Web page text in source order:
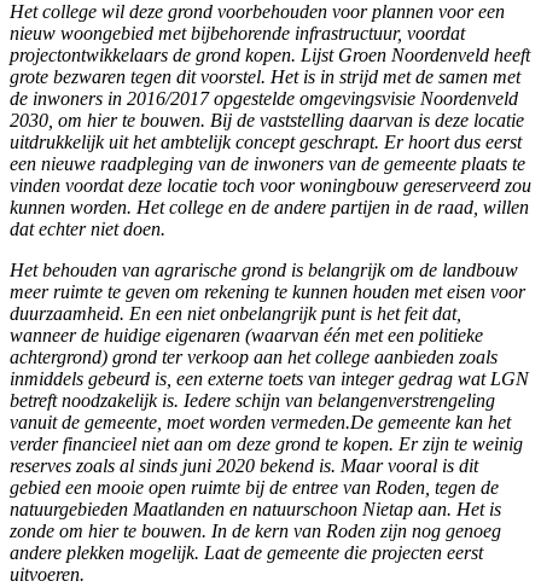
Het college wil deze grond voorbehouden voor plannen voor een
nieuw woongebied met bijbehorende infrastructuur, voordat
projectontwikkelaars de grond kopen. Lijst Groen Noordenveld heeft
grote bezwaren tegen dit voorstel. Het is in strijd met de samen met
de inwoners in 2016/2017 opgestelde omgevingsvisie Noordenveld
2030, om hier te bouwen. Bij de vaststelling daarvan is deze locatie
uitdrukkelijk uit het ambtelijk concept geschrapt. Er hoort dus eerst
een nieuwe raadpleging van de inwoners van de gemeente plaats te
vinden voordat deze locatie toch voor woningbouw gereserveerd zou
kunnen worden. Het college en de andere partijen in de raad, willen
dat echter niet doen.
Het behouden van agrarische grond is belangrijk om de landbouw
meer ruimte te geven om rekening te kunnen houden met eisen voor
duurzaamheid. En een niet onbelangrijk punt is het feit dat,
wanneer de huidige eigenaren (waarvan één met een politieke
achtergrond) grond ter verkoop aan het college aanbieden zoals
inmiddels gebeurd is, een externe toets van integer gedrag wat LGN
betreft noodzakelijk is. Iedere schijn van belangenverstrengeling
vanuit de gemeente, moet worden vermeden.De gemeente kan het
verder financieel niet aan om deze grond te kopen. Er zijn te weinig
reserves zoals al sinds juni 2020 bekend is. Maar vooral is dit
gebied een mooie open ruimte bij de entree van Roden, tegen de
natuurgebieden Maatlanden en natuurschoon Nietap aan. Het is
zonde om hier te bouwen. In de kern van Roden zijn nog genoeg
andere plekken mogelijk. Laat de gemeente die projecten eerst
uitvoeren.